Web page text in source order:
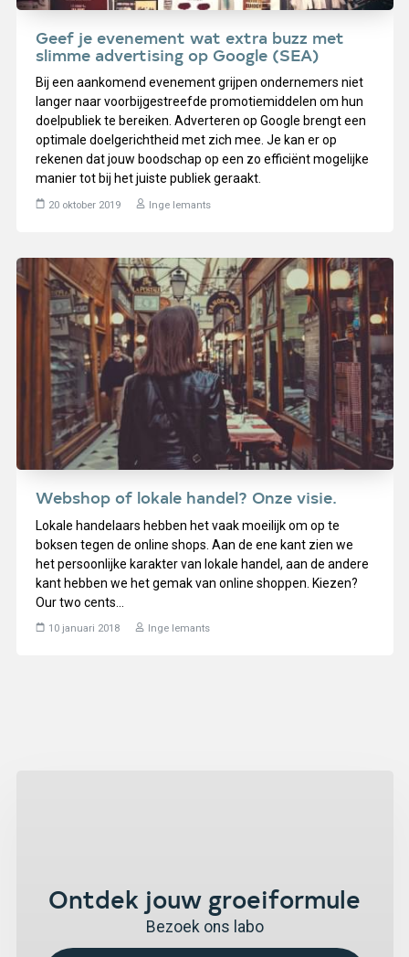
Geef je evenement wat extra buzz met
slimme advertising op Google (SEA)
Bij een aankomend evenement grijpen ondernemers niet
langer naar voorbijgestreefde promotiemiddelen om hun
doelpubliek te bereiken. Adverteren op Google brengt een
optimale doelgerichtheid met zich mee. Je kan er op
rekenen dat jouw boodschap op een zo efficiënt mogelijke
manier tot bij het juiste publiek geraakt.
20 oktober 2019 Inge Iemants
Webshop of lokale handel? Onze visie.
Lokale handelaars hebben het vaak moeilijk om op te
boksen tegen de online shops. Aan de ene kant zien we
het persoonlijke karakter van lokale handel, aan de andere
kant hebben we het gemak van online shoppen. Kiezen?
Our two cents...
10 januari 2018 Inge Iemants
Ontdek jouw groeiformule
Bezoek ons labo